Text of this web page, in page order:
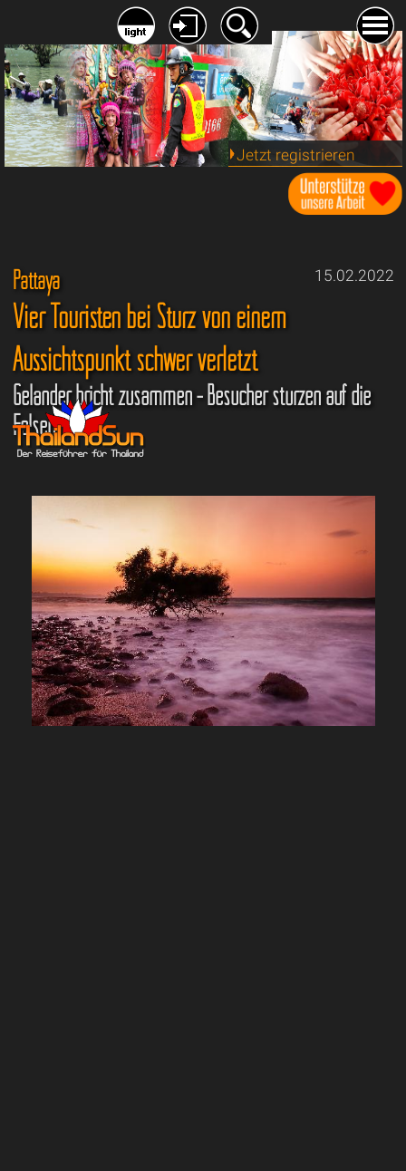
Jetzt registrieren
15.02.2022
Pattaya
Vier Touristen bei Sturz von einem
Aussichtspunkt schwer verletzt
Geländer bricht zusammen - Besucher stürzen auf die
Felsen